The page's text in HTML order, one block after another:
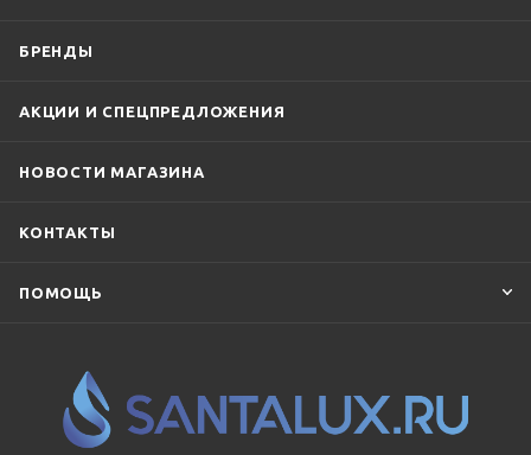
БРЕНДЫ
АКЦИИ И СПЕЦПРЕДЛОЖЕНИЯ
НОВОСТИ МАГАЗИНА
КОНТАКТЫ
ПОМОЩЬ